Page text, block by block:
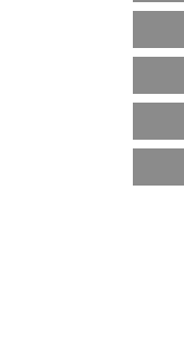
Murcia